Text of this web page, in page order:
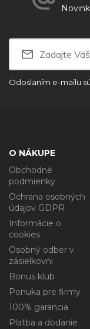
Odoslaním e-mailu
O NÁKUPE
Obchodné
podmienky
Ochrana osobných
údajov GDPR
Informácie o
cookies
Osobný odber v
zásielkovni
Bonus klub
Ponuka pre firmy
100% garancia
Platba a dodanie